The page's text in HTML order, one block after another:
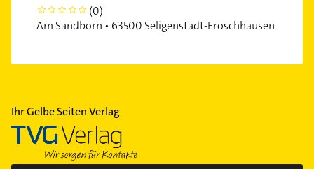
0
(0)
Am Sandborn • 63500 Seligenstadt-Froschhausen
Ihr Gelbe Seiten Verlag